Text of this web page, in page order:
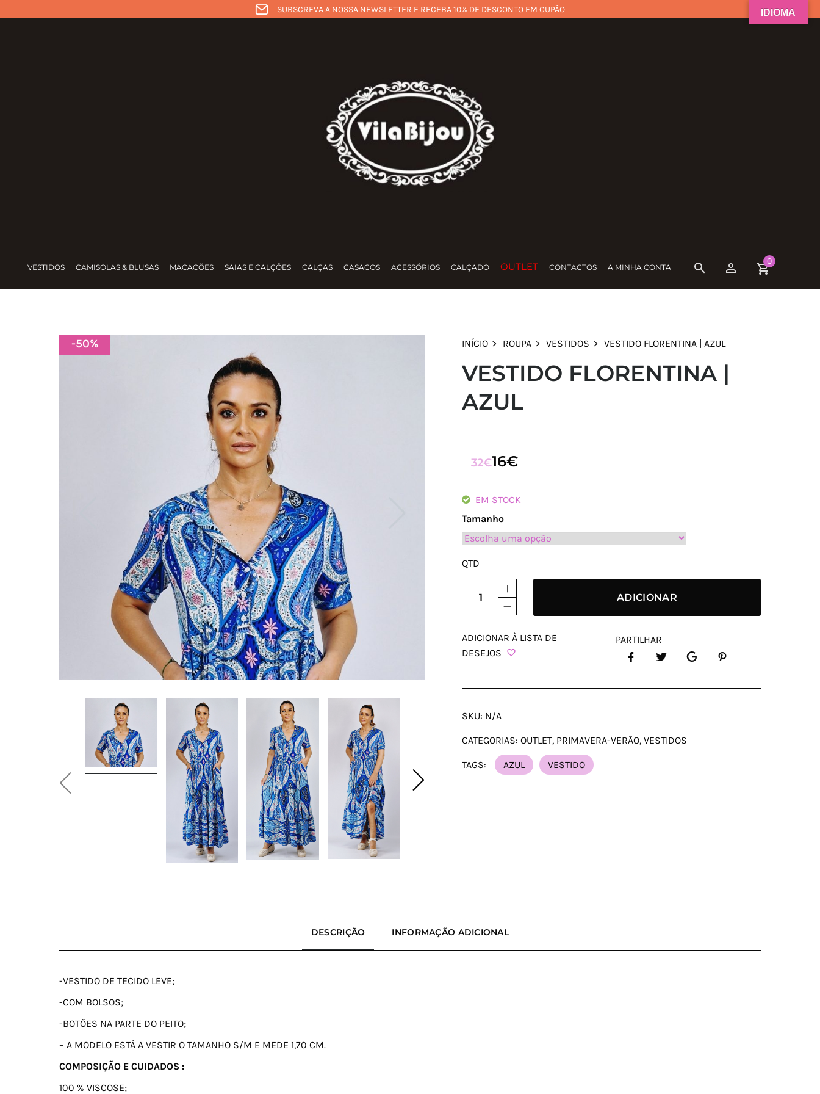
SUBSCREVA A NOSSA NEWSLETTER E RECEBA 10% DE DESCONTO EM CUPÃO
VESTIDOS CAMISOLAS & BLUSAS MACACÕES SAIAS E CALÇÕES CALÇAS CASACOS ACESSÓRIOS CALÇADO OUTLET CONTACTOS A MINHA CONTA
0
-50% INÍCIO ROUPA VESTIDOS VESTIDO FLORENTINA | AZUL
VESTIDO FLORENTINA |
AZUL
32€
O
ORIGINAL
ERA:
32€.
16€
O
ATUAL
É:
16€.
EM STOCK
Tamanho
QTD
ADICIONAR
ADICIONAR À LISTA DE
DESEJOS
PARTILHAR
SKU: N/A
CATEGORIAS: OUTLET, PRIMAVERA-VERÃO, VESTIDOS
TAGS: AZUL VESTIDO
DESCRIÇÃO INFORMAÇÃO ADICIONAL
-VESTIDO DE TECIDO LEVE;
-COM BOLSOS;
-BOTÕES NA PARTE DO PEITO;
– A MODELO ESTÁ A VESTIR O TAMANHO S/M E MEDE 1,70 CM.
COMPOSIÇÃO E CUIDADOS :
100 % VISCOSE;
IDIOMA